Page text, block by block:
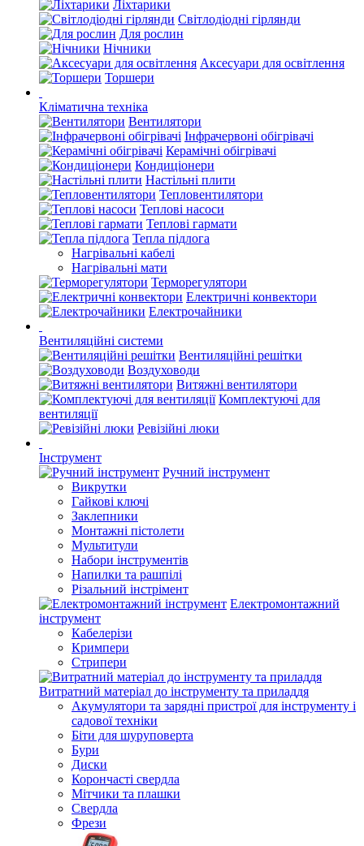
Ліхтарики
Світлодіодні гірлянди
Для рослин
Нічники
Аксесуари для освітлення
Торшери
Кліматична техніка
Вентилятори
Інфрачервоні обігрівачі
Керамічні обігрівачі
Кондиціонери
Настільні плити
Тепловентилятори
Теплові насоси
Теплові гармати
Тепла підлога
Нагрівальні кабелі
Нагрівальні мати
Терморегулятори
Електричні конвектори
Електрочайники
Вентиляційні системи
Вентиляційні решітки
Воздуховоди
Витяжні вентилятори
Комплектуючі для
вентиляції
Ревізійні люки
Інструмент
Ручний інструмент
Викрутки
Гайкові ключі
Заклепники
Монтажні пістолети
Мультитули
Набори інструментів
Напилки та рашпілі
Різальний інстрімент
Електромонтажний
інструмент
Кабелерізи
Кримпери
Стрипери
Витратний матеріал до інструменту та приладдя
Акумулятори та зарядні пристрої для інструменту і
садової техніки
Біти для шуруповерта
Бури
Диски
Корончасті свердла
Мітчики та плашки
Свердла
Фрези